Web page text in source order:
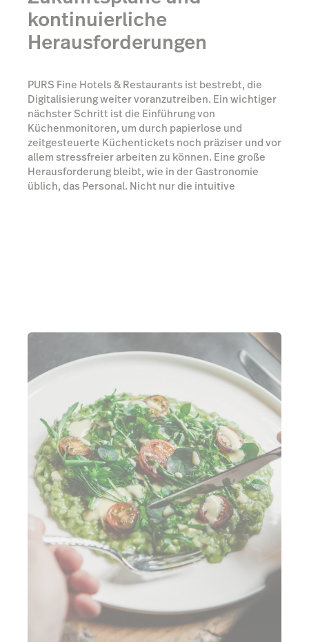
kontinuierliche
Herausforderungen
PURS Fine Hotels & Restaurants ist bestrebt, die
Digitalisierung weiter voranzutreiben. Ein wichtiger
nächster Schritt ist die Einführung von
Küchenmonitoren, um durch papierlose und
zeitgesteuerte Küchentickets noch präziser und vor
allem stressfreier arbeiten zu können. Eine große
Herausforderung bleibt, wie in der Gastronomie
üblich, das Personal. Nicht nur die intuitive